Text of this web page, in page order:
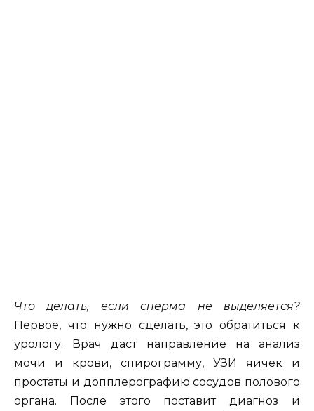
Что делать, если сперма не выделяется?
Первое, что нужно сделать, это обратиться к
урологу. Врач даст направление на анализ
мочи и крови, спирограмму, УЗИ яичек и
простаты и допплерографию сосудов полового
органа. После этого поставит диагноз и